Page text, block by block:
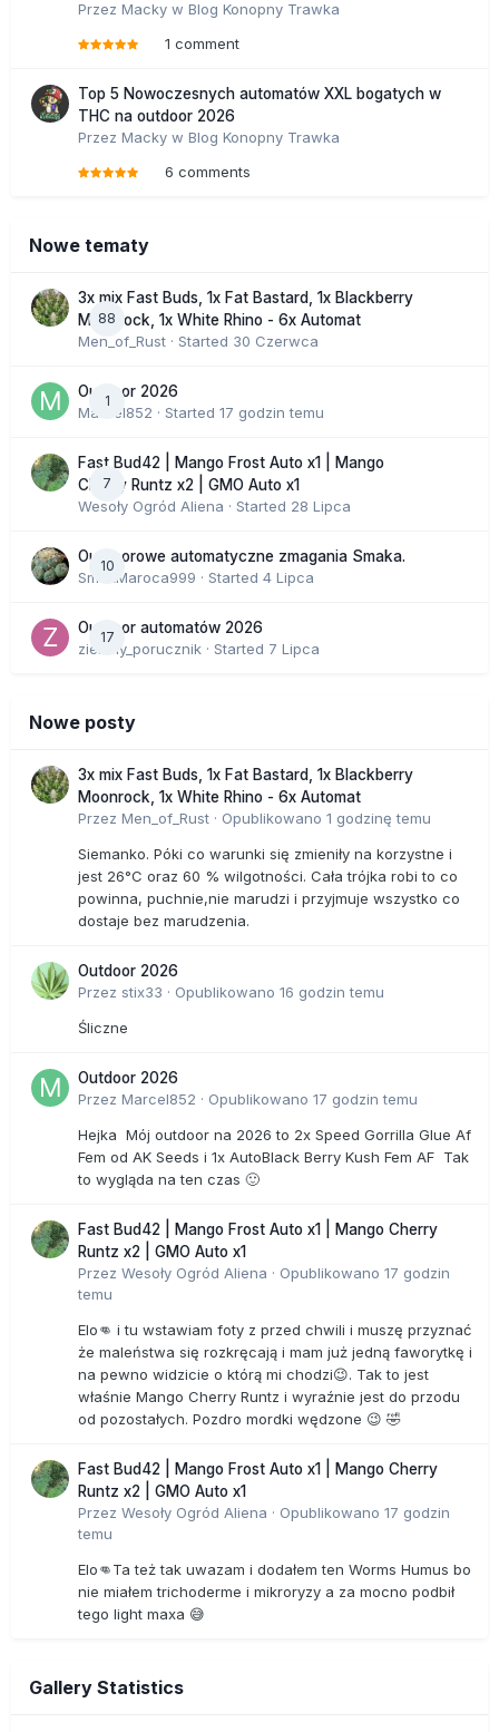
Przez Macky w Blog Konopny Trawka
1 comment
Top 5 Nowoczesnych automatów XXL bogatych w
THC na outdoor 2026
Przez Macky w Blog Konopny Trawka
6 comments
Nowe tematy
88
3x mix Fast Buds, 1x Fat Bastard, 1x Blackberry
Moonrock, 1x White Rhino - 6x Automat
Men_of_Rust · Started 30 Czerwca
1
Outdoor 2026
Marcel852 · Started 17 godzin temu
7
Fast Bud42 | Mango Frost Auto x1 | Mango
Cherry Runtz x2 | GMO Auto x1
Wesoły Ogród Aliena · Started 28 Lipca
10
Outdoorowe automatyczne zmagania Smaka.
SmakMaroca999 · Started 4 Lipca
17
Outdoor automatów 2026
zielony_porucznik · Started 7 Lipca
Nowe posty
3x mix Fast Buds, 1x Fat Bastard, 1x Blackberry
Moonrock, 1x White Rhino - 6x Automat
Przez Men_of_Rust · Opublikowano 1 godzinę temu
Siemanko. Póki co warunki się zmieniły na korzystne i
jest 26°C oraz 60 % wilgotności. Cała trójka robi to co
powinna, puchnie,nie marudzi i przyjmuje wszystko co
dostaje bez marudzenia.
Outdoor 2026
Przez stix33 · Opublikowano 16 godzin temu
Śliczne
Outdoor 2026
Przez Marcel852 · Opublikowano 17 godzin temu
Hejka Mój outdoor na 2026 to 2x Speed Gorrilla Glue Af
Fem od AK Seeds i 1x AutoBlack Berry Kush Fem AF Tak
to wygląda na ten czas 🙂
Fast Bud42 | Mango Frost Auto x1 | Mango Cherry
Runtz x2 | GMO Auto x1
Przez Wesoły Ogród Aliena · Opublikowano 17 godzin
temu
Elo👊 i tu wstawiam foty z przed chwili i muszę przyznać
że maleństwa się rozkręcają i mam już jedną faworytkę i
na pewno widzicie o którą mi chodzi😉. Tak to jest
właśnie Mango Cherry Runtz i wyraźnie jest do przodu
od pozostałych. Pozdro mordki wędzone 😉 🤣
Fast Bud42 | Mango Frost Auto x1 | Mango Cherry
Runtz x2 | GMO Auto x1
Przez Wesoły Ogród Aliena · Opublikowano 17 godzin
temu
Elo👊Ta też tak uwazam i dodałem ten Worms Humus bo
nie miałem trichoderme i mikroryzy a za mocno podbił
tego light maxa 😅
Gallery Statistics